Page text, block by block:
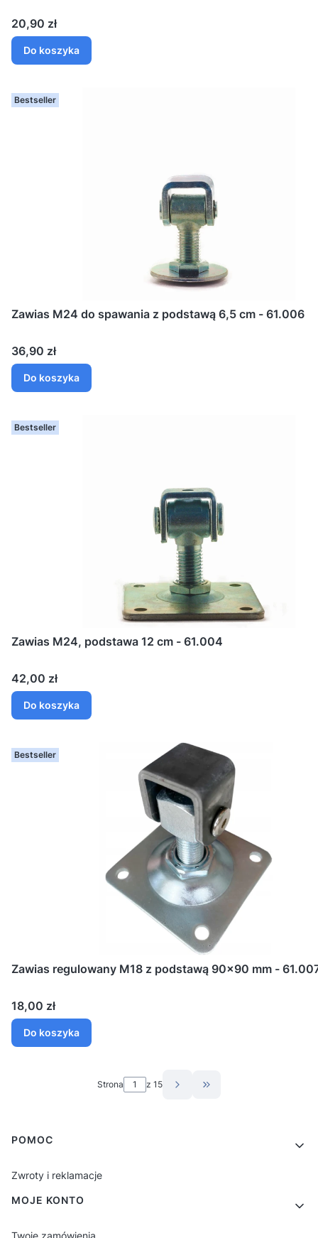
Cena
20,90 zł
Do koszyka
Bestseller
Zawias M24 do spawania z podstawą 6,5 cm - 61.006
Cena
36,90 zł
Do koszyka
Bestseller
Zawias M24, podstawa 12 cm - 61.004
Cena
42,00 zł
Do koszyka
Bestseller
Zawias regulowany M18 z podstawą 90x90 mm -
Cena
18,00 zł
Do koszyka
Strona z 15 Przejdź do ostatniej
Linki w stopce
POMOC
Zwroty i reklamacje
MOJE KONTO
Twoje zamówienia